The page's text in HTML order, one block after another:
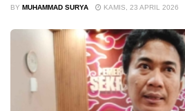
BY MUHAMMAD SURYA KAMIS, 23 APRIL 2026